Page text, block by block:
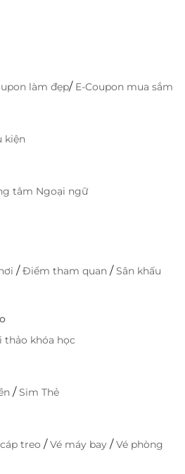
làm đẹp/ E-Coupon mua sắm
kiện
tâm Ngoại ngữ
/Điểm tham quan /Sân khấu
thảo khóa học
/Sim Thẻ
treo /Vé máy bay /Vé phòng